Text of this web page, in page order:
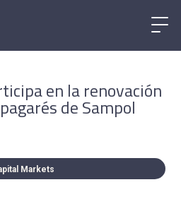
en la renovación
de Sampol
Markets